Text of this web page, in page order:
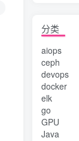
分类
aiops
ceph
devops
docker
elk
go
GPU
Java